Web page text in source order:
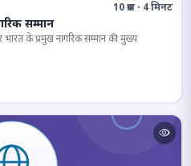
10 प्रश्न · 4 मिनट
सम्मान
भारत के प्रमुख नागरिक सम्मान की मुख्य